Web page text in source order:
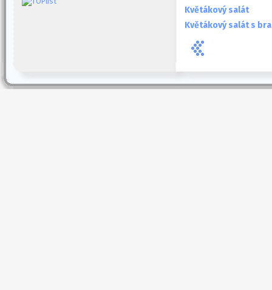
Květákový salát
Květákový salát s